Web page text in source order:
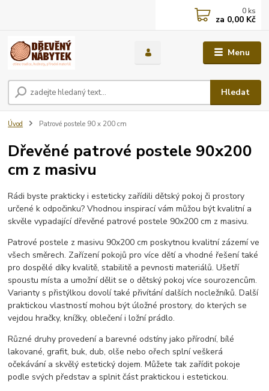
Menu
Hledat
0 ks
za 0,00 Kč
Úvod Patrové postele 90 x 200 cm
Dřevěné patrové postele 90x200
cm z masivu
Rádi byste prakticky i esteticky zařídili dětský pokoj či prostory
určené k odpočinku? Vhodnou inspirací vám můžou být kvalitní a
skvěle vypadající dřevěné patrové postele 90x200 cm z masivu.
Patrové postele z masivu 90x200 cm poskytnou kvalitní zázemí ve
všech směrech. Zařízení pokojů pro více dětí a vhodné řešení také
pro dospělé díky kvalitě, stabilitě a pevnosti materiálů. Ušetří
spoustu místa a umožní dělit se o dětský pokoj více sourozencům.
Varianty s přistýlkou dovolí také přivítání dalších nocležníků. Další
praktickou vlastností mohou být úložné prostory, do kterých se
vejdou hračky, knížky, oblečení i ložní prádlo.
Různé druhy provedení a barevné odstíny jako přírodní, bílé
lakované, grafit, buk, dub, olše nebo ořech splní veškerá
očekávání a skvělý estetický dojem. Můžete tak zařídit pokoje
podle svých představ a splnit část praktickou i estetickou.